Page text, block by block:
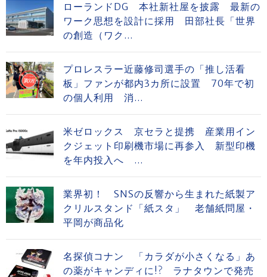
ローランドDG 本社新社屋を披露 最新の
ワーク思想を設計に採用 田部社長「世界
の創造（ワク...
プロレスラー近藤修司選手の「推し活看
板」ファンが都内3カ所に設置 70年で初
の個人利用 消...
米ゼロックス 京セラと提携 産業用イン
クジェット印刷機市場に再参入 新型印機
を年内投入へ ...
業界初！ SNSの反響から生まれた紙製ア
クリルスタンド「紙スタ」 老舗紙問屋・
平岡が商品化
名探偵コナン 「カラダが小さくなる」あ
の薬がキャンディに!? ラナタウンで発売